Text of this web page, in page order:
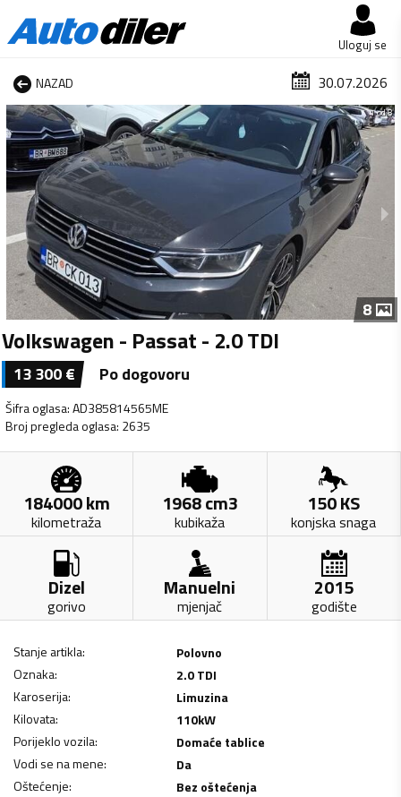
Uloguj se
NAZAD 30.07.2026
1 od 8
8
Volkswagen - Passat - 2.0 TDI
13 300€ Po dogovoru
Šifra oglasa:AD385814565ME
Broj pregleda oglasa: 2635
184000km
kilometraža
1968cm3
kubikaža
150KS
konjska snaga
Dizel
gorivo
Manuelni
mjenjač
2015
godište
Stanje artikla:
Polovno
Oznaka:
2.0 TDI
Karoserija:
Limuzina
Kilovata: 110kW
Porijeklo vozila:
Domaće tablice
Vodi se na mene:
Da
Oštećenje:
Bez oštećenja